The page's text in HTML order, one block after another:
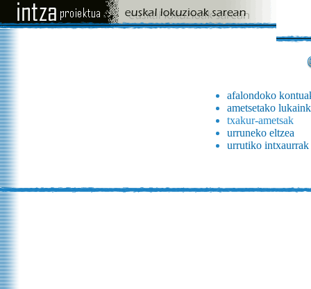
afalondoko
ametsetako
txakur-ametsak
urruneko eltzea
urrutiko intxaurrak